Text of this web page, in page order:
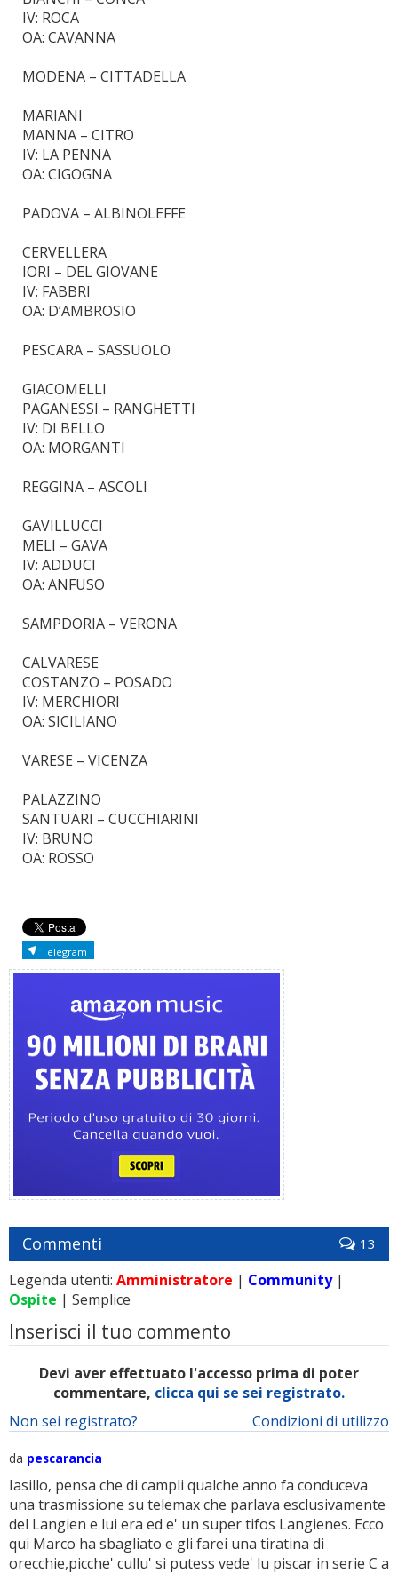
IV: ROCA
OA: CAVANNA
MODENA – CITTADELLA
MARIANI
MANNA – CITRO
IV: LA PENNA
OA: CIGOGNA
PADOVA – ALBINOLEFFE
CERVELLERA
IORI – DEL GIOVANE
IV: FABBRI
OA: D’AMBROSIO
PESCARA – SASSUOLO
GIACOMELLI
PAGANESSI – RANGHETTI
IV: DI BELLO
OA: MORGANTI
REGGINA – ASCOLI
GAVILLUCCI
MELI – GAVA
IV: ADDUCI
OA: ANFUSO
SAMPDORIA – VERONA
CALVARESE
COSTANZO – POSADO
IV: MERCHIORI
OA: SICILIANO
VARESE – VICENZA
PALAZZINO
SANTUARI – CUCCHIARINI
IV: BRUNO
OA: ROSSO
Telegram
Commenti 13
Legenda utenti: Amministratore | Community|
Ospite | Semplice
Inserisci il tuo commento
Devi aver effettuato l'accesso prima di poter
commentare, clicca qui se sei registrato.
Condizioni di utilizzo
Non sei registrato?
da pescarancia
Iasillo, pensa che di campli qualche anno fa conduceva
una trasmissione su telemax che parlava esclusivamente
del Langien e lui era ed e' un super tifos Langienes. Ecco
qui Marco ha sbagliato e gli farei una tiratina di
orecchie,picche' cullu' si putess vede' lu piscar in serie C a